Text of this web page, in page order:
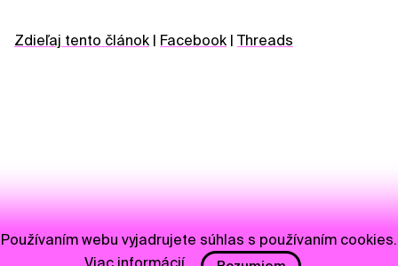
Zdieľaj tento článok Facebook Threads
Používaním webu vyjadrujete súhlas s používaním cookies.